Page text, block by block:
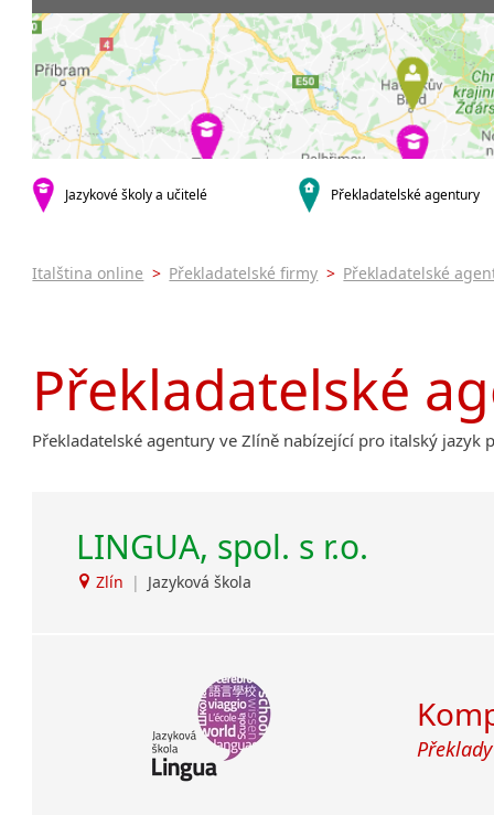
Praha 4
Praha 5
krajská města
Brno
Ostrava
Zlín
malá města podle abecedy
Brandýs nad Labem-Stará
Dačice
Příbram
Jazykové školy a učitelé Překladatelské agentury
Italština online > Překladatelské firmy > Překladatelské
Překladatelské
Překladatelské agentury ve Zlíně nabízející pro italský
LINGUA, spol. s r.o.
Zlín | Jazyková škola